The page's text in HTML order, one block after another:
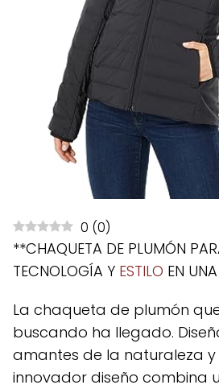
0 (0)
**CHAQUETA DE PLUMÓN
TECNOLOGÍA Y ESTILO EN
La chaqueta de plumón
buscando ha llegado.
amantes de la naturaleza
innovador diseño combina